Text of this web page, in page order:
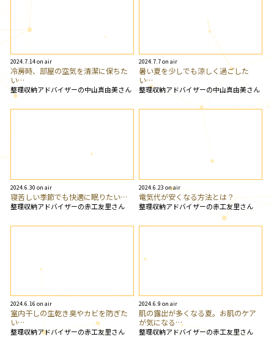
2024.7.14 on air
冷房時、部屋の空気を清潔に保ちた
い…
整理収納アドバイザーの中山真由美さん
2024.7.7 on air
暑い夏を少しでも涼しく過ごした
い…
整理収納アドバイザーの中山真由美さん
2024.6.30 on air
寝苦しい季節でも快適に眠りたい…
整理収納アドバイザーの赤工友里さん
2024.6.23 on air
電気代が安くなる方法とは？
整理収納アドバイザーの赤工友里さん
2024.6.16 on air
室内干しの生乾き臭やカビを防ぎた
い…
整理収納アドバイザーの赤工友里さん
2024.6.9 on air
肌の露出が多くなる夏。お肌のケア
が気になる…
整理収納アドバイザーの赤工友里さん